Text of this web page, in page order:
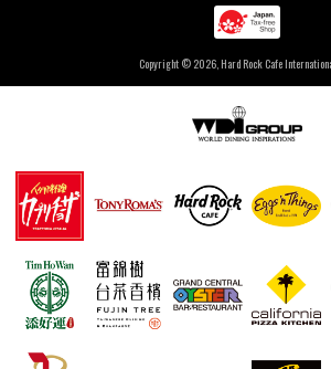
Copyright © 2026, Hard Rock Cafe